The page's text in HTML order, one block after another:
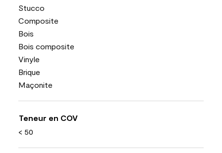
Stucco
Composite
Bois
Bois composite
Vinyle
Brique
Maçonite
Teneur en COV
< 50